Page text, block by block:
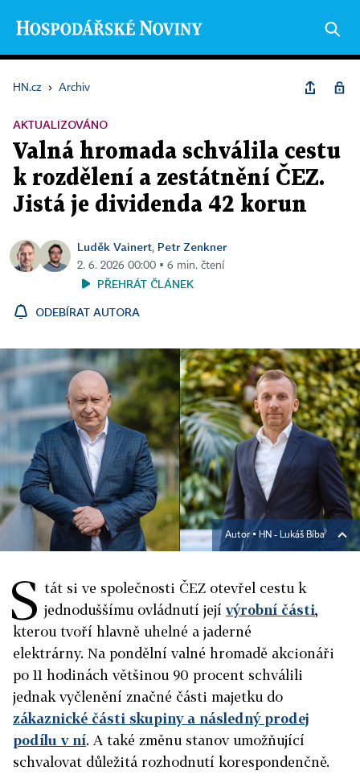
HN.cz › Archiv
AKTUALIZOVÁNO
Valná hromada schválila cestu
k rozdělení a zestátnění ČEZ.
Jistá je dividenda 42 korun
Luděk Vainert, Petr Zenkner
2. 6. 2026 00:00 ▪ 6 min. čtení
PŘEHRÁT ČLÁNEK
ODEBÍRAT AUTORA
Autor ▪ HN - Lukáš Bíba
S tát si ve společnosti ČEZ otevřel cestu k
jednoduššímu ovládnutí jejívýrobní části,
kterou tvoří hlavně uhelné a jaderné
elektrárny. Na pondělní valné hromadě akcionáři
po 11 hodinách většinou 90 procent schválili
jednak vyčlenění značné části majetku do
zákaznické části skupiny a následný prodej
podílu v ní. A také změnu stanov umožňující
schvalovat důležitá rozhodnutí korespondenčně.